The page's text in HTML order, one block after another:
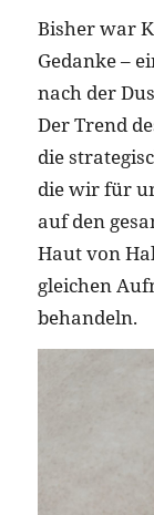
Bisher war
Gedanke –
nach der
Der Trend
die
die wir für
auf den
Haut von
gleichen
behandeln.